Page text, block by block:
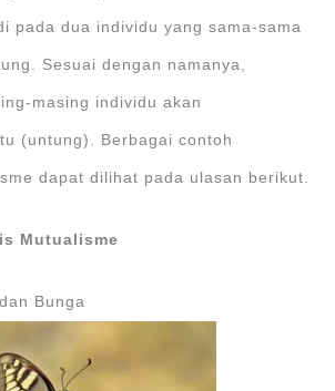
pada dua individu yang sama-sama
Sesuai dengan namanya,
masing individu akan
(untung). Berbagai contoh
dapat dilihat pada ulasan berikut.
Mutualisme
Bunga